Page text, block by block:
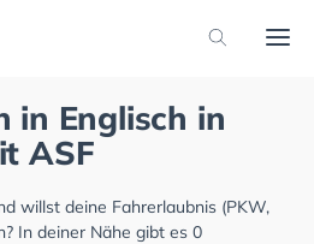
in Englisch in
ASF
willst deine Fahrerlaubnis (PKW,
In deiner Nähe gibt es 0